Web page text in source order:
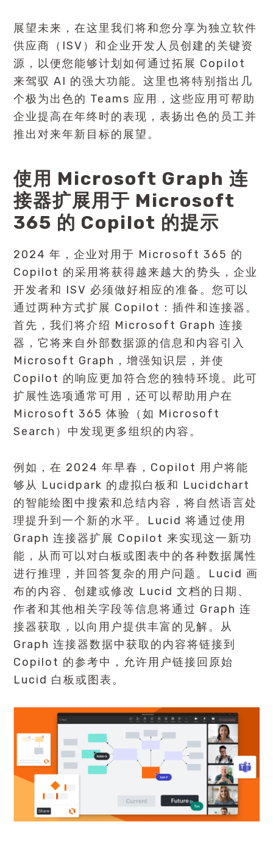
展望未来，在这里我们将和您分享为独立软件
供应商（ISV）和企业开发人员创建的关键资
源，以便您能够计划如何通过拓展 Copilot
来驾驭 AI 的强大功能。这里也将特别指出几
个极为出色的 Teams 应用，这些应用可帮助
企业提高在年终时的表现，表扬出色的员工并
推出对来年新目标的展望。
使用 Microsoft Graph 连
接器扩展用于 Microsoft
365 的 Copilot 的提示
2024 年，企业对用于 Microsoft 365 的
Copilot 的采用将获得越来越大的势头，企业
开发者和 ISV 必须做好相应的准备。您可以
通过两种方式扩展 Copilot：插件和连接器。
首先，我们将介绍 Microsoft Graph 连接
器，它将来自外部数据源的信息和内容引入
Microsoft Graph，增强知识层，并使
Copilot 的响应更加符合您的独特环境。此可
扩展性选项通常可用，还可以帮助用户在
Microsoft 365 体验（如 Microsoft
Search）中发现更多组织的内容。
例如，在 2024 年早春，Copilot 用户将能
够从 Lucidpark 的虚拟白板和 Lucidchart
的智能绘图中搜索和总结内容，将自然语言处
理提升到一个新的水平。Lucid 将通过使用
Graph 连接器扩展 Copilot 来实现这一新功
能，从而可以对白板或图表中的各种数据属性
进行推理，并回答复杂的用户问题。Lucid 画
布的内容、创建或修改 Lucid 文档的日期、
作者和其他相关字段等信息将通过 Graph 连
接器获取，以向用户提供丰富的见解。从
Graph 连接器数据中获取的内容将链接到
Copilot 的参考中，允许用户链接回原始
Lucid 白板或图表。